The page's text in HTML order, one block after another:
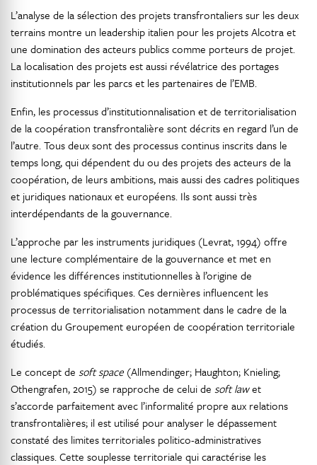
L’analyse de la sélection des projets transfrontaliers sur les deux
terrains montre un leadership italien pour les projets Alcotra et
une domination des acteurs publics comme porteurs de projet.
La localisation des projets est aussi révélatrice des portages
institutionnels par les parcs et les partenaires de l’EMB.
Enfin, les processus d’institutionnalisation et de territorialisation
de la coopération transfrontalière sont décrits en regard l’un de
l’autre. Tous deux sont des processus continus inscrits dans le
temps long, qui dépendent du ou des projets des acteurs de la
coopération, de leurs ambitions, mais aussi des cadres politiques
et juridiques nationaux et européens. Ils sont aussi très
interdépendants de la gouvernance.
L’approche par les instruments juridiques (Levrat, 1994) offre
une lecture complémentaire de la gouvernance et met en
évidence les différences institutionnelles à l’origine de
problématiques spécifiques. Ces dernières influencent les
processus de territorialisation notamment dans le cadre de la
création du Groupement européen de coopération territoriale
étudiés.
Le concept de soft space (Allmendinger; Haughton; Knieling;
Othengrafen, 2015) se rapproche de celui de soft lawet
s’accorde parfaitement avec l’informalité propre aux relations
transfrontalières; il est utilisé pour analyser le dépassement
constaté des limites territoriales politico-administratives
classiques. Cette souplesse territoriale qui caractérise les